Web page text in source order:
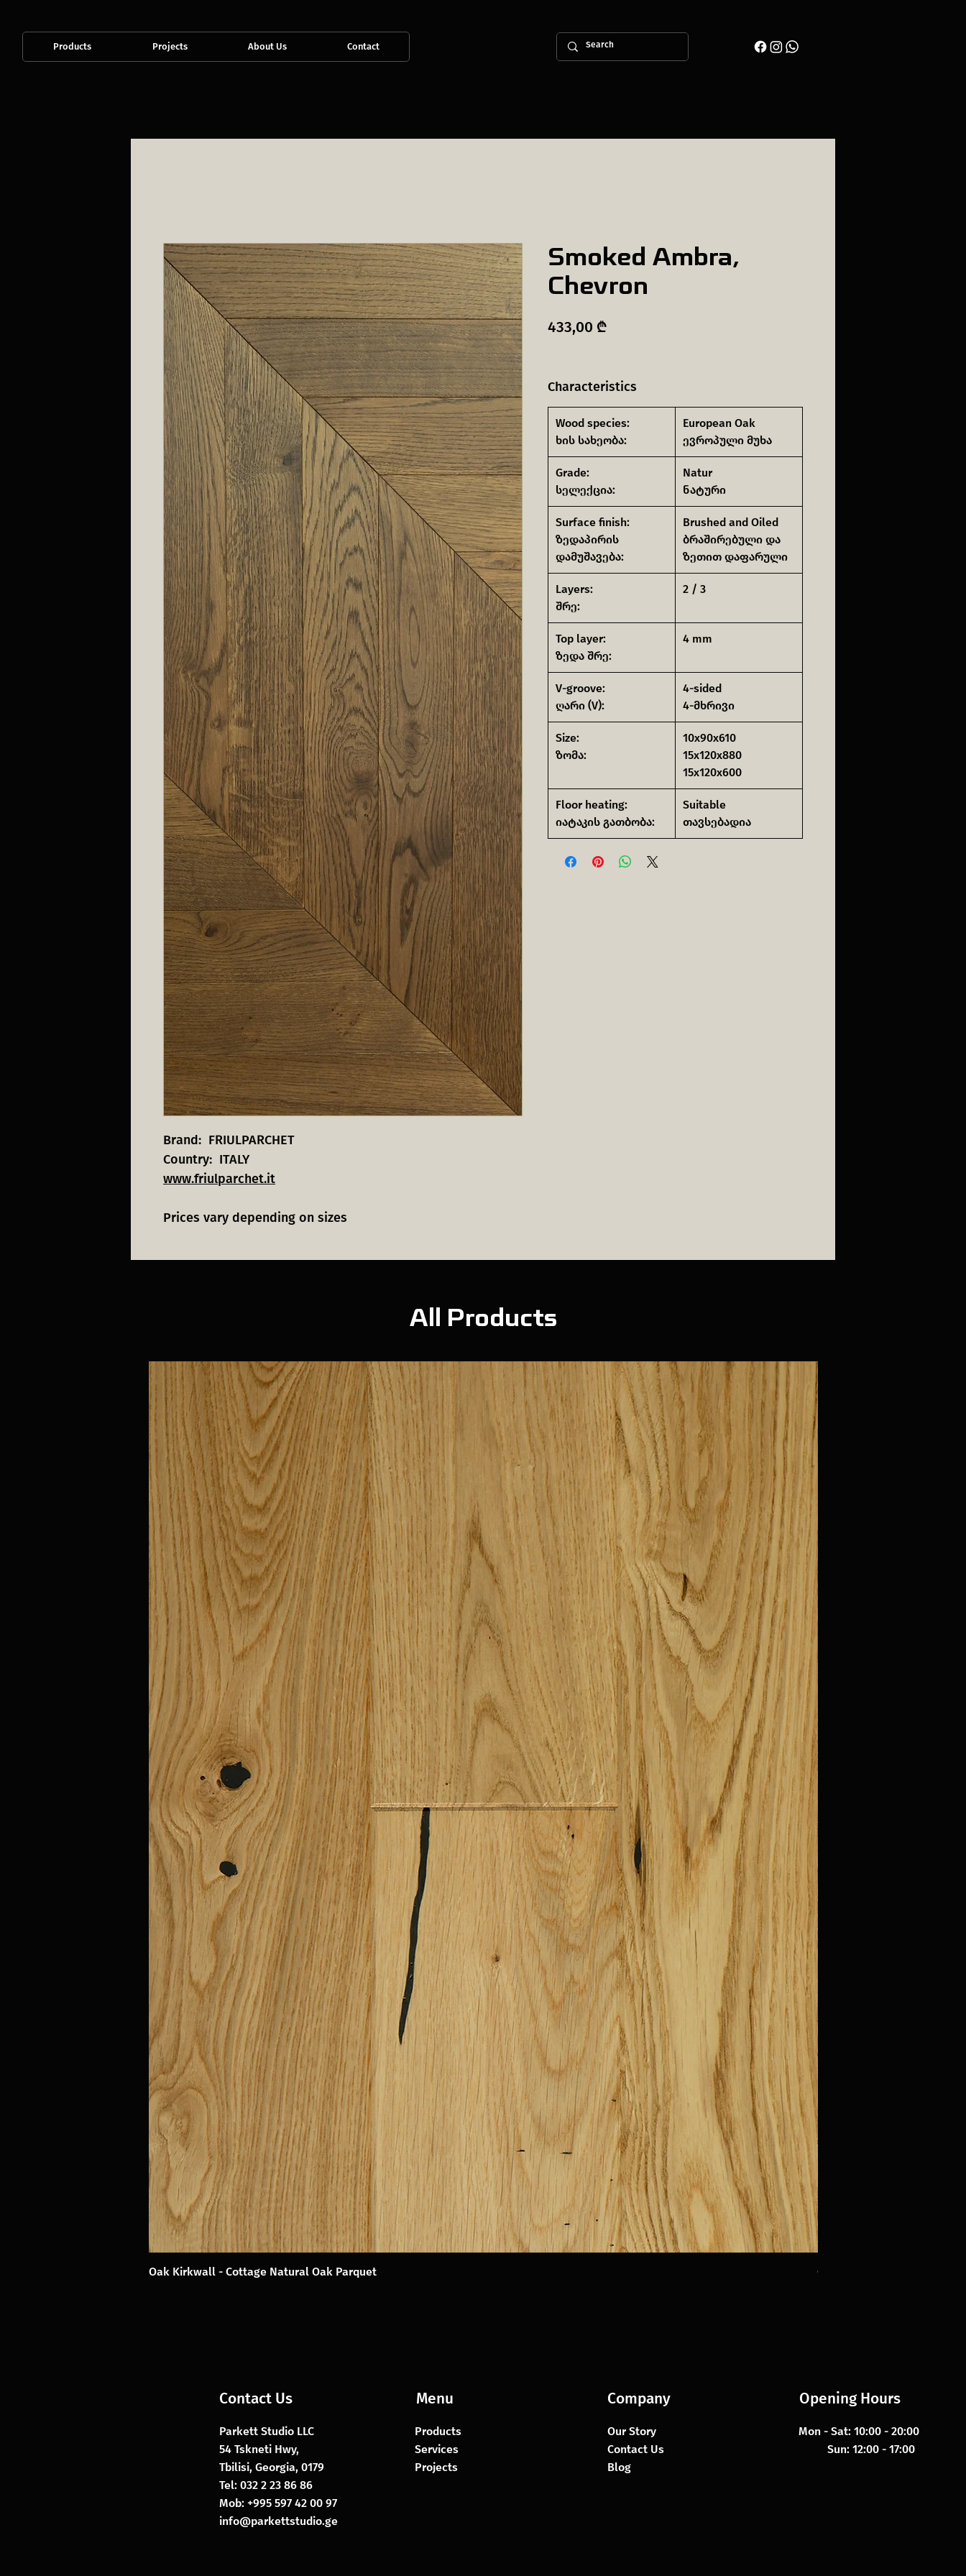
Products Projects About Us Contact
Brand: FRIULPARCHET
Country: ITALY
www.friulparchet.it
Prices vary depending on sizes
Smoked Ambra,
Chevron
433,00 ₾Price
Characteristics
Wood species:
ხის სახეობა:
European Oak
ევროპული მუხა
Grade:
სელექცია:
Natur
ნატური
Surface finish:
ზედაპირის
დამუშავება:
Brushed and Oiled
ბრაშირებული და
ზეთით დაფარული
Layers:
შრე:
2 / 3
Top layer:
ზედა შრე:
4 mm
V-groove:
ღარი (V):
4-sided
4-მხრივი
Size:
ზომა:
10x90x610
15x120x880
15x120x600
Floor heating:
იატაკის გათბობა:
Suitable
თავსებადია
All Products
Oak Kirkwall - Cottage Natural Oak Parquet Oak Urbino
Contact Us
Parkett Studio LLC
54 Tskneti Hwy,
Tbilisi, Georgia, 0179
Tel: 032 2 23 86 86
Mob: +995 597 42 00 97
info@parkettstudio.ge
Menu
Products
Services
Projects
Company
Our Story
Contact Us
Blog
Opening Hours
Mon - Sat: 10:00 - 20:00
​​ Sun: 12:00 - 17:00